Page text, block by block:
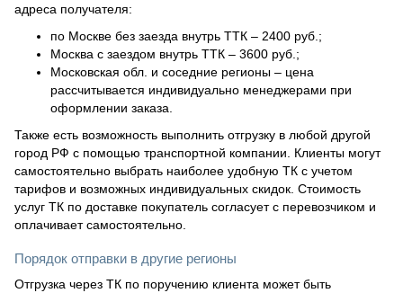
адреса получателя:
по Москве без заезда внутрь ТТК – 2400 руб.;
Москва с заездом внутрь ТТК – 3600 руб.;
Московская обл. и соседние регионы – цена
рассчитывается индивидуально менеджерами при
оформлении заказа.
Также есть возможность выполнить отгрузку в любой другой
город РФ с помощью транспортной компании. Клиенты могут
самостоятельно выбрать наиболее удобную ТК с учетом
тарифов и возможных индивидуальных скидок. Стоимость
услуг ТК по доставке покупатель согласует с перевозчиком и
оплачивает самостоятельно.
Порядок отправки в другие регионы
Отгрузка через ТК по поручению клиента может быть